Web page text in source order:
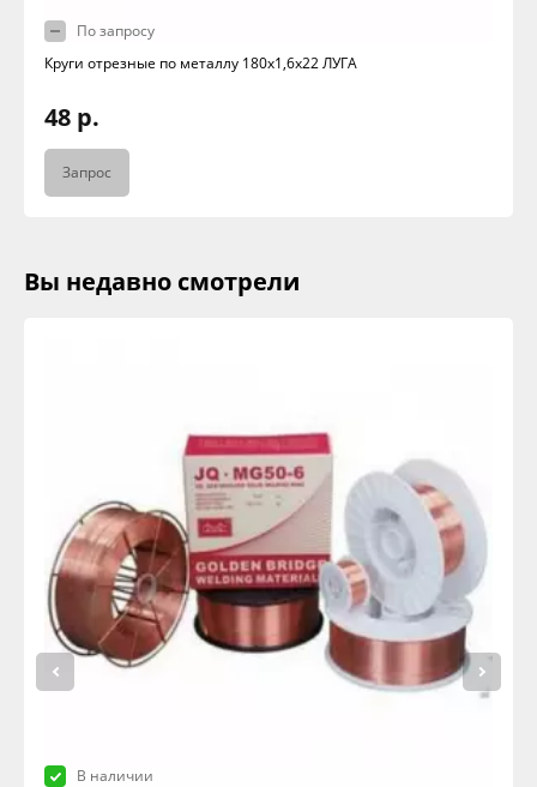
По запросу
Круги отрезные по металлу 180х1,6х22 ЛУГА
48 р.
Запрос
Вы недавно смотрели
В наличии